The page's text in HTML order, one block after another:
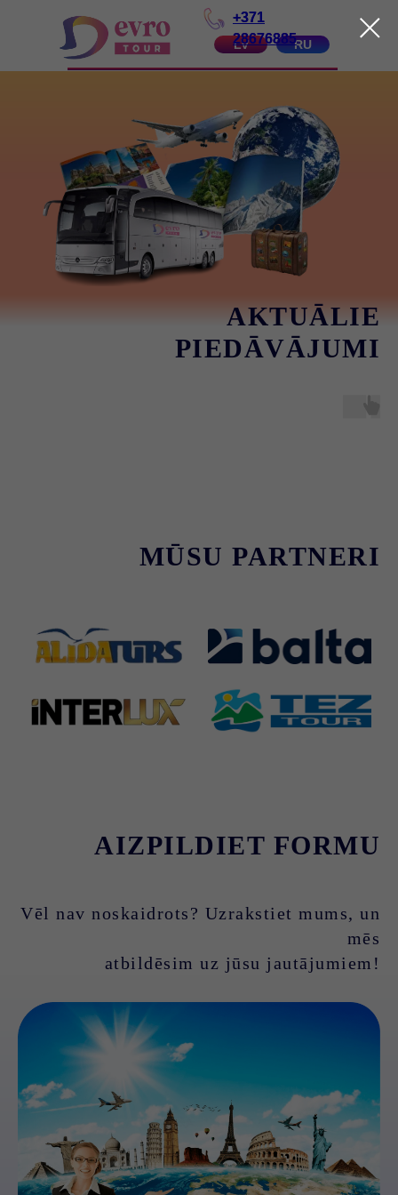
LV RU
+371
28676885
AKTUĀLIE
PIEDĀVĀJUMI
MŪSU PARTNERI
AIZPILDIET FORMU
Vēl nav noskaidrots? Uzrakstiet mums, un
mēs
atbildēsim uz jūsu jautājumiem!